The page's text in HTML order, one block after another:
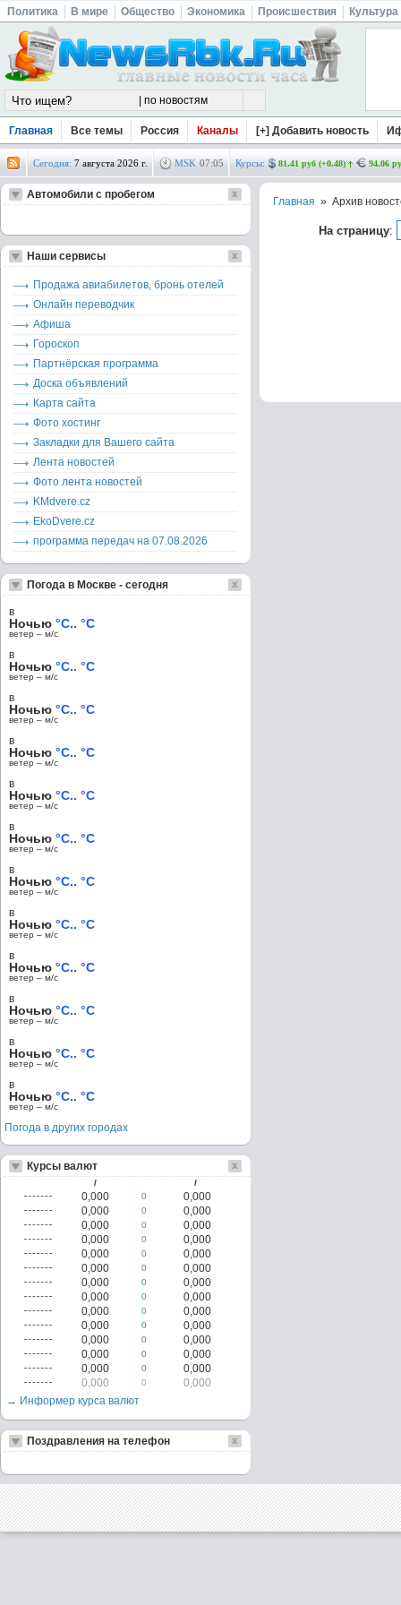
Политика В мире Общество Экономика Происшествия Культура
Главная Все темы Россия Каналы [+] Добавить новость
Сегодня: 7 августа 2026 г. MSK 07:06 Курсы: 81.41 руб (+0.48) 94.06
Главная » Архив
На страницу:
Автомобили с пробегом
Наши сервисы
Продажа авиабилетов, бронь отелей
Онлайн переводчик
Афиша
Гороскоп
Партнёрская программа
Доска объявлений
Карта сайта
Фото хостинг
Закладки для Вашего сайта
Лента новостей
Фото лента новостей
KMdvere.cz
EkoDvere.cz
программа передач на 07.08.2026
Погода в Москве - сегодня
в
Ночью °C.. °C
ветер – м/c
в
Ночью °C.. °C
ветер – м/c
в
Ночью °C.. °C
ветер – м/c
в
Ночью °C.. °C
ветер – м/c
в
Ночью °C.. °C
ветер – м/c
в
Ночью °C.. °C
ветер – м/c
в
Ночью °C.. °C
ветер – м/c
в
Ночью °C.. °C
ветер – м/c
в
Ночью °C.. °C
ветер – м/c
в
Ночью °C.. °C
ветер – м/c
в
Ночью °C.. °C
ветер – м/c
в
Ночью °C.. °C
ветер – м/c
Погода в других городах
Курсы валют
/ /
0,000 0
0,000
0,000
0
0,000
0,000
0
0,000
0,000
0
0,000
0,000
0
0,000
0,000
0
0,000
0,000
0
0,000
0,000
0
0,000
0,000
0
0,000
0,000
0
0,000
0,000
0
0,000
0,000
0
0,000
0,000
0
0,000
0,000
0
0,000
→ Информер курса валют
Поздравления на телефон